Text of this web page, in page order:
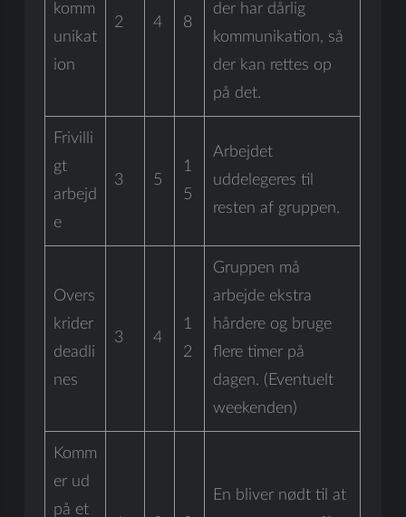
komm
unikat
ion
2 4 8
der har dårlig
kommunikation, så
der kan rettes op
på det.
Frivilli
gt
arbejd
e
3 5
1
5
Arbejdet
uddelegeres til
resten af gruppen.
Overs
krider
deadli
nes
3 4
1
2
Gruppen må
arbejde ekstra
hårdere og bruge
flere timer på
dagen. (Eventuelt
weekenden)
Komm
er ud
på et
En bliver nødt til at